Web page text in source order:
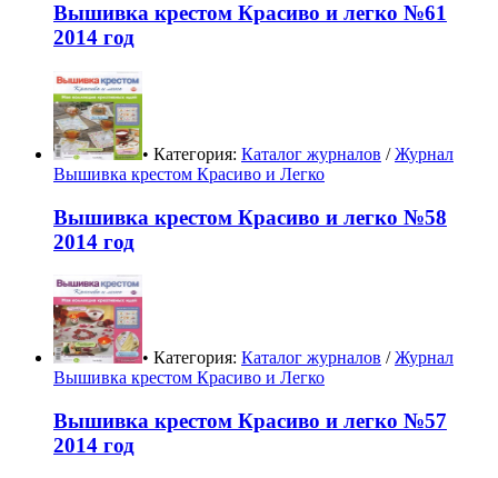
Вышивка крестом Красиво и легко №61
2014 год
• Категория: Каталог журналов /Журнал
Вышивка крестом Красиво и Легко
Вышивка крестом Красиво и легко №58
2014 год
• Категория: Каталог журналов /Журнал
Вышивка крестом Красиво и Легко
Вышивка крестом Красиво и легко №57
2014 год